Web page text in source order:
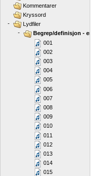
Kommentarer
Kryssord
-
Lydfiler
-
Begrep/definisjon -
001
002
003
004
005
006
007
008
009
010
011
012
013
014
015